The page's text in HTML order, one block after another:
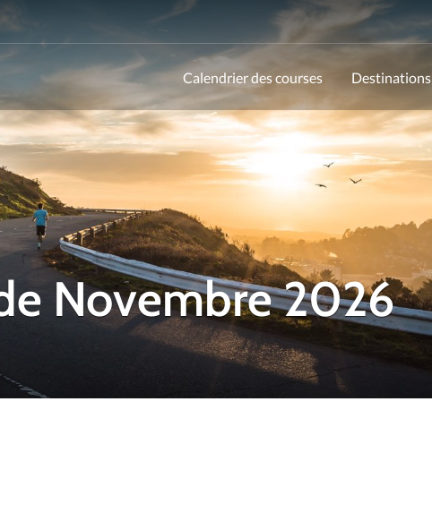
Calendrier des courses Destinations
Novembre 2026